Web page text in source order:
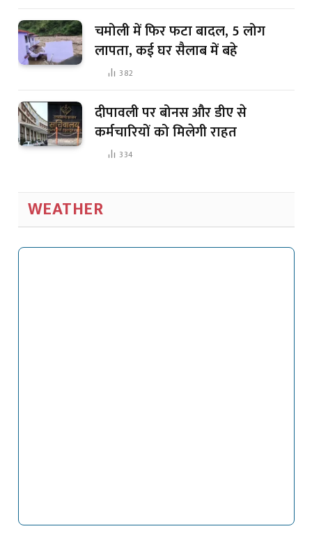
चमोली में फिर फटा बादल, 5 लोग
लापता, कई घर सैलाब में बहे
382
दीपावली पर बोनस और डीए से
कर्मचारियों को मिलेगी राहत
334
WEATHER